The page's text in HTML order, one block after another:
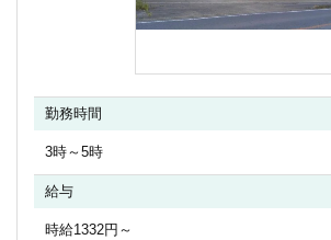
勤務時間
3時～5時
給与
時給1332円～